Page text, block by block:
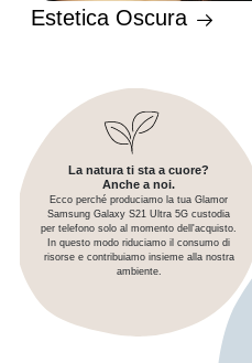
Estetica Oscura
La natura ti sta a cuore?
Anche a noi.
Ecco perché produciamo la tua Glamor
Samsung Galaxy S21 Ultra 5G custodia
per telefono solo al momento dell'acquisto.
In questo modo riduciamo il consumo di
risorse e contribuiamo insieme alla nostra
ambiente.